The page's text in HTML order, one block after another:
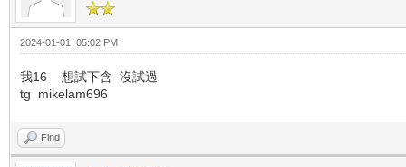
2024-01-01, 05:02 PM
我16 想試下含 沒試過
tg mikelam696
Find